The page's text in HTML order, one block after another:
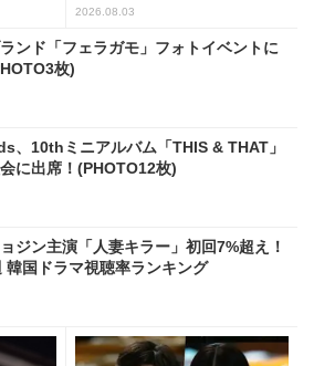
2026.08.03
ンド「フェラガモ」フォトイベントに
枚)
、10thミニアルバム「THIS & THAT」
に出席！(PHOTO12枚)
ジン主演「人妻キラー」初回7%超え！
韓国ドラマ視聴率ランキング